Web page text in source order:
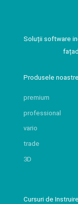
Soluții software
Produsele noastre
premium
professional
vario
trade
3D
Cursuri de